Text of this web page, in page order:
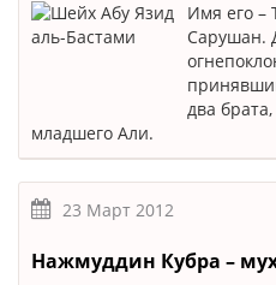
Имя его –
Сарушан.
два
младшего Али.
23 Март 2012
Нажмуддин Кубра –